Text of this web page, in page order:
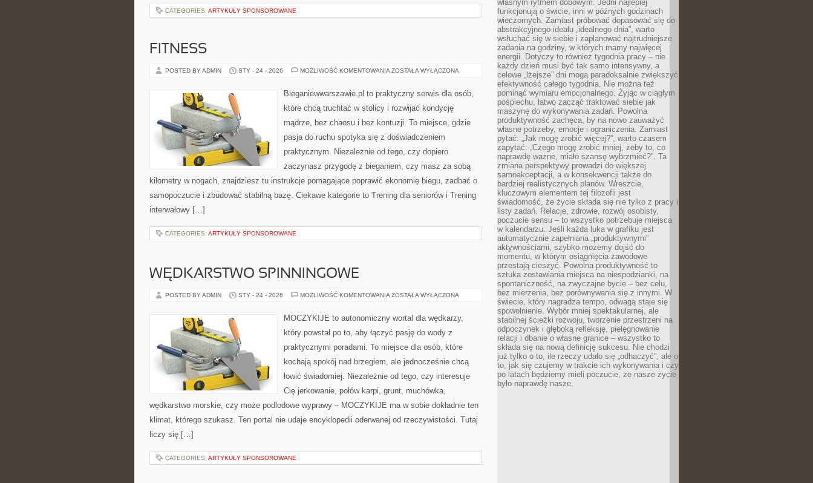
CATEGORIES: ARTYKUŁY SPONSOROWANE
FITNESS
POSTED BY ADMIN STY - 24 - 2026 MOŻLIWOŚĆ KOMENTOWANIA FITNESS
ZOSTAŁA WYŁĄCZONA
Bieganiewwarszawie.pl to praktyczny serwis dla osób,
które chcą truchtać w stolicy i rozwijać kondycję
mądrze, bez chaosu i bez kontuzji. To miejsce, gdzie
pasja do ruchu spotyka się z doświadczeniem
praktycznym. Niezależnie od tego, czy dopiero
zaczynasz przygodę z bieganiem, czy masz za sobą
kilometry w nogach, znajdziesz tu instrukcje pomagające poprawić ekonomię biegu, zadbać o
samopoczucie i zbudować stabilną bazę. Ciekawe kategorie to Trening dla seniorów i Trening
interwałowy […]
CATEGORIES: ARTYKUŁY SPONSOROWANE
WĘDKARSTWO SPINNINGOWE
POSTED BY ADMIN STY - 24 - 2026 MOŻLIWOŚĆ KOMENTOWANIA WĘDKARSTWO
ZOSTAŁA WYŁĄCZONA
MOCZYKIJE to autonomiczny wortal dla wędkarzy,
który powstał po to, aby łączyć pasję do wody z
praktycznymi poradami. To miejsce dla osób, które
kochają spokój nad brzegiem, ale jednocześnie chcą
łowić świadomiej. Niezależnie od tego, czy interesuje
Cię jerkowanie, połów karpi, grunt, muchówka,
wędkarstwo morskie, czy może podlodowe wyprawy – MOCZYKIJE ma w sobie dokładnie ten
klimat, którego szukasz. Ten portal nie udaje encyklopedii oderwanej od rzeczywistości. Tutaj
liczy się […]
CATEGORIES: ARTYKUŁY SPONSOROWANE
własnym rytmem dobowym. Jedni najlepiej
funkcjonują o świcie, inni w późnych godzinach
wieczornych. Zamiast próbować dopasować się do
abstrakcyjnego ideału „idealnego dnia”, warto
wsłuchać się w siebie i zaplanować najtrudniejsze
zadania na godziny, w których mamy najwięcej
energii. Dotyczy to również tygodnia pracy – nie
każdy dzień musi być tak samo intensywny, a
celowe „lżejsze” dni mogą paradoksalnie zwiększyć
efektywność całego tygodnia. Nie można też
pominąć wymiaru emocjonalnego. Żyjąc w ciągłym
pośpiechu, łatwo zacząć traktować siebie jak
maszynę do wykonywania zadań. Powolna
produktywność zachęca, by na nowo zauważyć
własne potrzeby, emocje i ograniczenia. Zamiast
pytać: „Jak mogę zrobić więcej?”, warto czasem
zapytać: „Czego mogę zrobić mniej, żeby to, co
naprawdę ważne, miało szansę wybrzmieć?”. Ta
zmiana perspektywy prowadzi do większej
samoakceptacji, a w konsekwencji także do
bardziej realistycznych planów. Wreszcie,
kluczowym elementem tej filozofii jest
świadomość, że życie składa się nie tylko z pracy i
listy zadań. Relacje, zdrowie, rozwój osobisty,
poczucie sensu – to wszystko potrzebuje miejsca
w kalendarzu. Jeśli każda luka w grafiku jest
automatycznie zapełniana „produktywnymi”
aktywnościami, szybko możemy dojść do
momentu, w którym osiągnięcia zawodowe
przestają cieszyć. Powolna produktywność to
sztuka zostawiania miejsca na niespodzianki, na
spontaniczność, na zwyczajne bycie – bez celu,
bez mierzenia, bez porównywania się z innymi. W
świecie, który nagradza tempo, odwagą staje się
spowolnienie. Wybór mniej spektakularnej, ale
stabilnej ścieżki rozwoju, tworzenie przestrzeni na
odpoczynek i głęboką refleksję, pielęgnowanie
relacji i dbanie o własne granice – wszystko to
składa się na nową definicję sukcesu. Nie chodzi
już tylko o to, ile rzeczy udało się „odhaczyć”, ale o
to, jak się czujemy w trakcie ich wykonywania i czy
po latach będziemy mieli poczucie, że nasze życie
było naprawdę nasze.